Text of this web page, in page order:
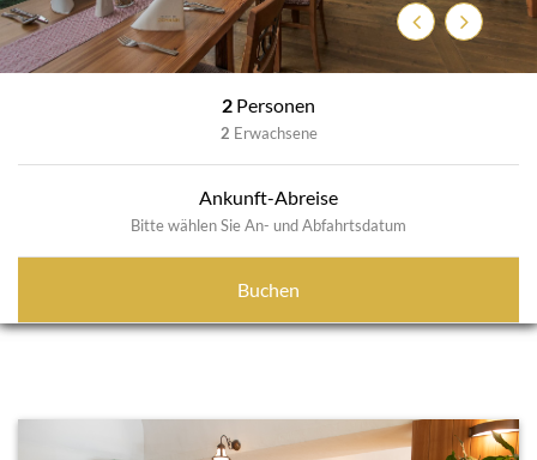
ZurückWeiter
2 Personen
2 Erwachsene
Ankunft-Abreise
Bitte wählen Sie An- und Abfahrtsdatum
Buchen